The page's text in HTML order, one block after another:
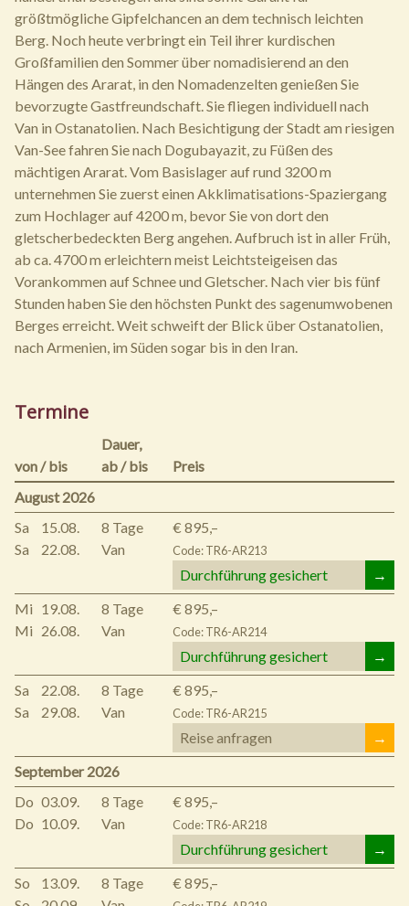
größtmögliche Gipfelchancen an dem technisch leichten
Berg. Noch heute verbringt ein Teil ihrer kurdischen
Großfamilien den Sommer über nomadisierend an den
Hängen des Ararat, in den Nomadenzelten genießen Sie
bevorzugte Gastfreundschaft. Sie fliegen individuell nach
Van in Ostanatolien. Nach Besichtigung der Stadt am riesigen
Van-See fahren Sie nach Dogubayazit, zu Füßen des
mächtigen Ararat. Vom Basislager auf rund 3200 m
unternehmen Sie zuerst einen Akklimatisations-Spaziergang
zum Hochlager auf 4200 m, bevor Sie von dort den
gletscherbedeckten Berg angehen. Aufbruch ist in aller Früh,
ab ca. 4700 m erleichtern meist Leichtsteigeisen das
Vorankommen auf Schnee und Gletscher. Nach vier bis fünf
Stunden haben Sie den höchsten Punkt des sagenumwobenen
Berges erreicht. Weit schweift der Blick über Ostanatolien,
nach Armenien, im Süden sogar bis in den Iran.
Termine
von / bis
Dauer,
ab / bis
Preis
August 2026
Sa
Sa
15.08.
22.08.
8 Tage
Van
€ 895,–
Code: TR6-AR213
Durchführung gesichert
→
Mi
Mi
19.08.
26.08.
8 Tage
Van
€ 895,–
Code: TR6-AR214
Durchführung gesichert
→
Sa
Sa
22.08.
29.08.
8 Tage
Van
€ 895,–
Code: TR6-AR215
Reise anfragen
→
September 2026
Do
Do
03.09.
10.09.
8 Tage
Van
€ 895,–
Code: TR6-AR218
Durchführung gesichert
→
So
13.09.
8 Tage
€ 895,–